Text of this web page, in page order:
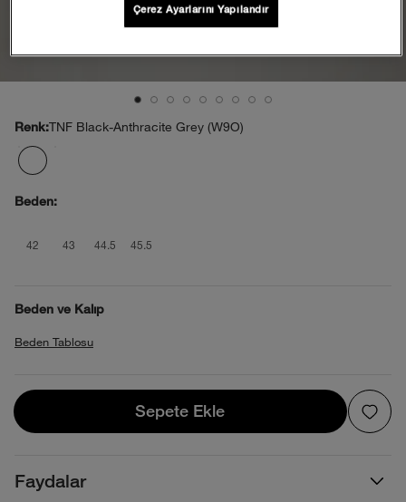
Renk:TNF Black-Anthracite Grey (W9O)
Beden:
42 43 44.5 45.5
Beden ve Kalıp
Beden Tablosu
Sepete Ekle
Sepete Ekle
Faydalar
Çerez Ayarlarını Yapılandır